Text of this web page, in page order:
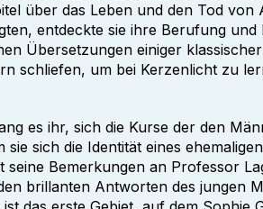
über das Leben und den Tod
entdeckte sie ihre Berufung
Übersetzungen einiger
schliefen, um bei Kerzenlicht zu
es ihr, sich die Kurse der den
sie sich die Identität eines
seine Bemerkungen an Professor
brillanten Antworten des jungen